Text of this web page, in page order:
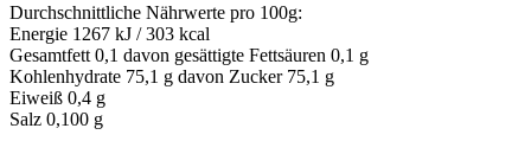
Durchschnittliche Nährwerte pro 100g:
Energie 1267 kJ / 303 kcal
Gesamtfett 0,1 davon gesättigte Fettsäuren 0,1 g
Kohlenhydrate 75,1 g davon Zucker 75,1 g
Eiweiß 0,4 g
Salz 0,100 g